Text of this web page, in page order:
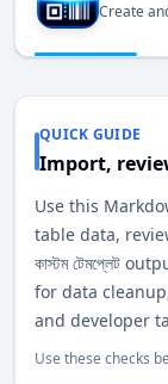
Create
QUICK GUIDE
Import,
Use this
table data,
কাস্টম টেমপ্লেট
for data
and developer
Use these checks